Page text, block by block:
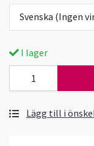
Svenska (Ingen
I lager
Lägg till i